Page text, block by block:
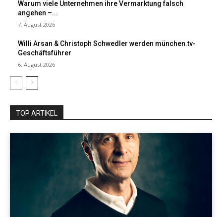
Warum viele Unternehmen ihre Vermarktung falsch
angehen –...
7. August 2026
Willi Arsan & Christoph Schwedler werden münchen.tv-
Geschäftsführer
6. August 2026
TOP ARTIKEL